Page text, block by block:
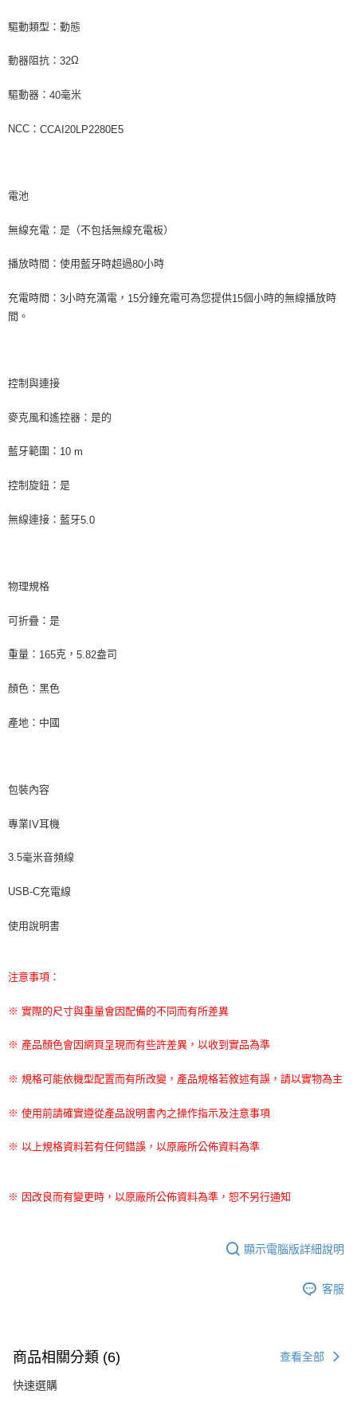
驅動類型：動態
動器阻抗： 32Ω
驅動器： 40毫米
NCC ： CCAI20LP2280E5
電池
無線充電：是（不包括無線充電板）
播放時間：使用藍牙時超過80小時
充電時間： 3小時充滿電， 15分鐘充電可為您提供15個小時的無線播放時
間。
控制與連接
麥克風和遙控器：是的
藍牙範圍： 10 m
控制旋鈕：是
無線連接：藍牙5.0
物理規格
可折疊：是
重量： 165克， 5.82盎司
顏色：黑色
產地：中國
包裝內容
專業IV耳機
3.5毫米音頻線
USB-C充電線
使用說明書
注意事項：
※ 實際的尺寸與重量會因配備的不同而有所差異
※ 產品顏色會因網頁呈現而有些許差異，以收到實品為準
※ 規格可能依機型配置而有所改變，產品規格若敘述有誤，請以實物為主
※ 使用前請確實遵從產品說明書內之操作指示及注意事項
※ 以上規格資料若有任何錯誤，以原廠所公佈資料為準
※ 因改良而有變更時，以原廠所公佈資料為準，恕不另行通知
顯示電腦版詳細說明
客服
商品相關分類 (6) 查看全部
快速選購